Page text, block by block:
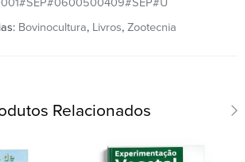
Bovinocultura, Livros, Zootecnia
Relacionados